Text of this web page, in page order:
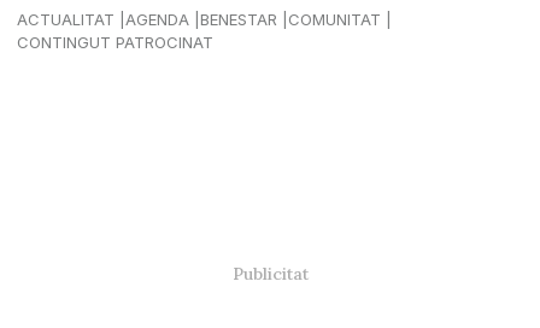
ACTUALITAT AGENDA BENESTAR
COMUNITAT
CONTINGUT PATROCINAT